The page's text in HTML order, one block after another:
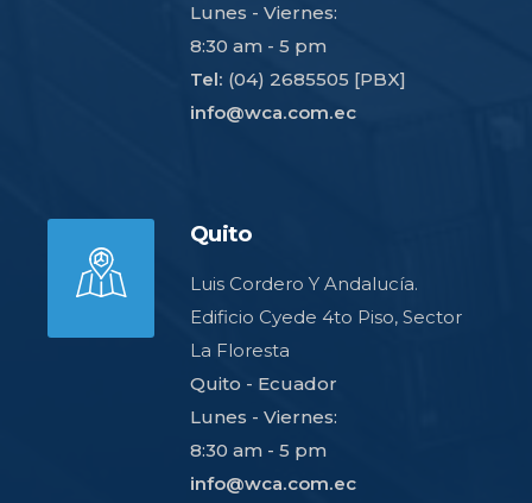
Lunes - Viernes:
8:30 am - 5 pm
Tel: (04) 2685505 [PBX]
info@wca.com.ec
Quito
Luis Cordero Y Andalucía.
Edificio Cyede 4to Piso, Sector
La Floresta
Quito - Ecuador
Lunes - Viernes:
8:30 am - 5 pm
info@wca.com.ec